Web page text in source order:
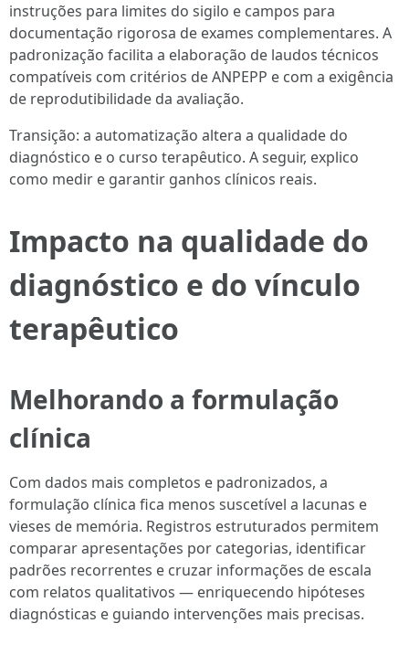
instruções para limites do sigilo e campos para
documentação rigorosa de exames complementares. A
padronização facilita a elaboração de laudos técnicos
compatíveis com critérios de ANPEPP e com a exigência
de reprodutibilidade da avaliação.
Transição: a automatização altera a qualidade do
diagnóstico e o curso terapêutico. A seguir, explico
como medir e garantir ganhos clínicos reais.
Impacto na qualidade do
diagnóstico e do vínculo
terapêutico
Melhorando a formulação
clínica
Com dados mais completos e padronizados, a
formulação clínica fica menos suscetível a lacunas e
vieses de memória. Registros estruturados permitem
comparar apresentações por categorias, identificar
padrões recorrentes e cruzar informações de escala
com relatos qualitativos — enriquecendo hipóteses
diagnósticas e guiando intervenções mais precisas.